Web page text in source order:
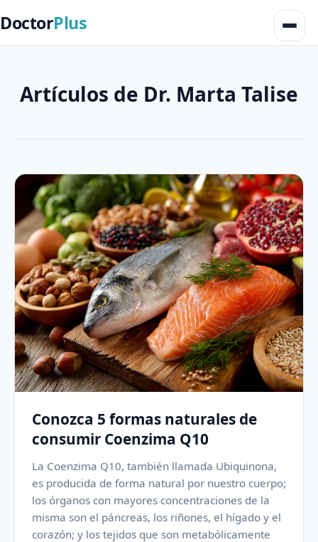
DoctorPlus
Artículos de Dr. Marta Talise
Conozca 5 formas naturales de
consumir Coenzima Q10
La Coenzima Q10, también llamada Ubiquinona,
es producida de forma natural por nuestro cuerpo;
los órganos con mayores concentraciones de la
misma son el páncreas, los riñones, el hígado y el
corazón; y los tejidos que son metabólicamente